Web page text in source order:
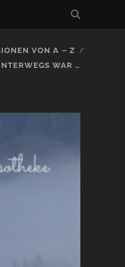
VON A – Z
WAR …